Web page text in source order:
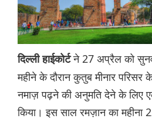
दिल्ली हाईकोर्टने 27 अप्रैल को
महीने के दौरान कुतुब मीनार
नमाज़ पढ़ने की अनुमति देने के लिए
किया। इस साल रमज़ान का